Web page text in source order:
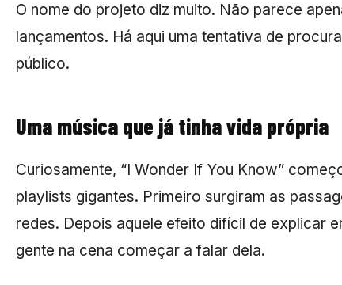
O nome do projeto diz muito. Não parece
lançamentos. Há aqui uma tentativa de
público.
Uma música que já tinha vida própria
Curiosamente, “I Wonder If You Know”
playlists gigantes. Primeiro surgiram as
redes. Depois aquele efeito difícil de explicar
gente na cena começar a falar dela.